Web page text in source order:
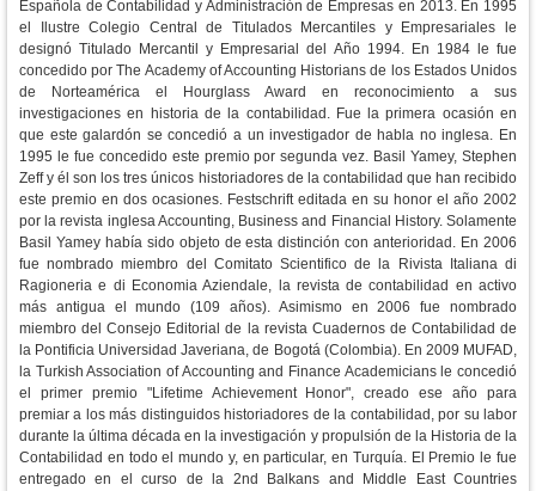
Española de Contabilidad y Administración de Empresas en 2013. En 1995
el Ilustre Colegio Central de Titulados Mercantiles y Empresariales le
designó Titulado Mercantil y Empresarial del Año 1994. En 1984 le fue
concedido por The Academy of Accounting Historians de los Estados Unidos
de Norteamérica el Hourglass Award en reconocimiento a sus
investigaciones en historia de la contabilidad. Fue la primera ocasión en
que este galardón se concedió a un investigador de habla no inglesa. En
1995 le fue concedido este premio por segunda vez. Basil Yamey, Stephen
Zeff y él son los tres únicos historiadores de la contabilidad que han recibido
este premio en dos ocasiones. Festschrift editada en su honor el año 2002
por la revista inglesa Accounting, Business and Financial History. Solamente
Basil Yamey había sido objeto de esta distinción con anterioridad. En 2006
fue nombrado miembro del Comitato Scientifico de la Rivista Italiana di
Ragioneria e di Economia Aziendale, la revista de contabilidad en activo
más antigua el mundo (109 años). Asimismo en 2006 fue nombrado
miembro del Consejo Editorial de la revista Cuadernos de Contabilidad de
la Pontificia Universidad Javeriana, de Bogotá (Colombia). En 2009 MUFAD,
la Turkish Association of Accounting and Finance Academicians le concedió
el primer premio "Lifetime Achievement Honor", creado ese año para
premiar a los más distinguidos historiadores de la contabilidad, por su labor
durante la última década en la investigación y propulsión de la Historia de la
Contabilidad en todo el mundo y, en particular, en Turquía. El Premio le fue
entregado en el curso de la 2nd Balkans and Middle East Countries